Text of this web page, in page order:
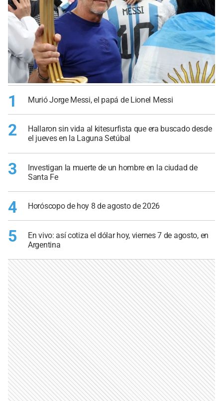
1 Murió Jorge Messi, el papá de Lionel Messi
2
Hallaron sin vida al kitesurfista que era buscado desde
el jueves en la Laguna Setúbal
3
Investigan la muerte de un hombre en la ciudad de
Santa Fe
4 Horóscopo de hoy 8 de agosto de 2026
5
En vivo: así cotiza el dólar hoy, viernes 7 de agosto, en
Argentina